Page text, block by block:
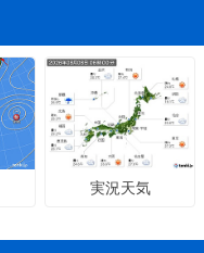
実況天気